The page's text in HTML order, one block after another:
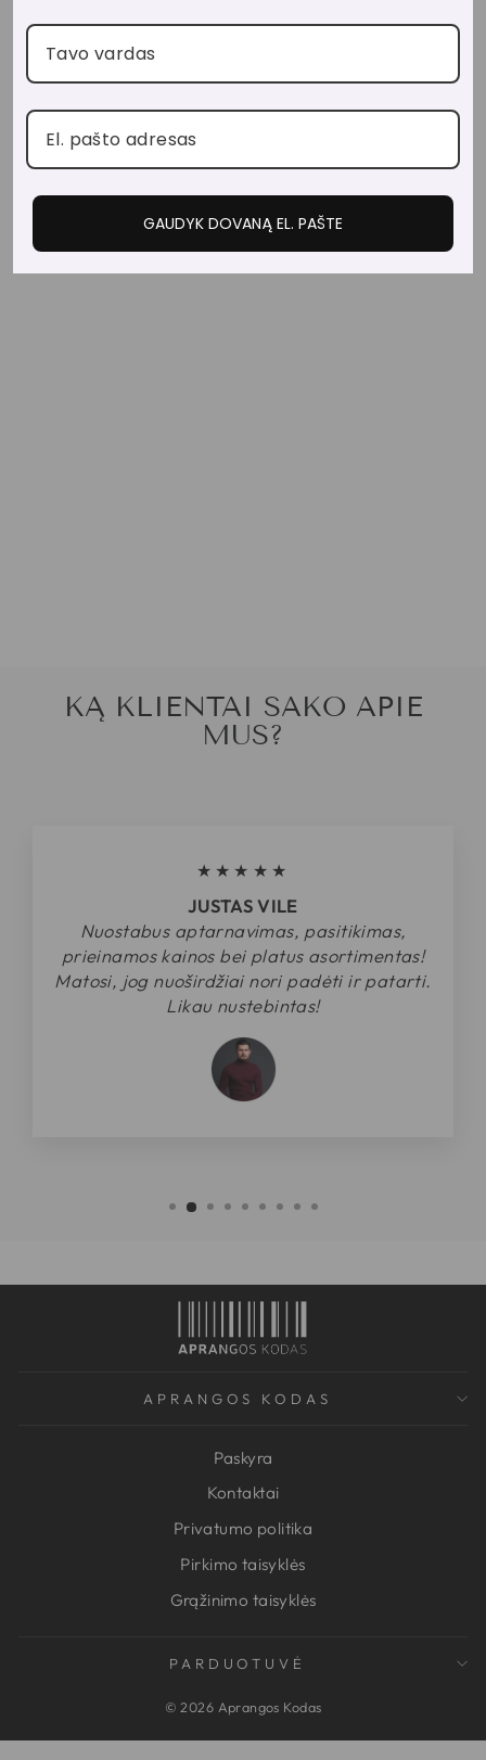
Išparduota
S
€1.399,00
JUMS TAIP PAT GALI PATIKTI
KĄ KLIENTAI SAKO APIE
MUS?
★★★★★
JUSTAS VILE
Nuostabus aptarnavimas, pasitikimas,
prieinamos kainos bei platus asortimentas!
Matosi, jog nuoširdžiai nori padėti ir patarti.
Likau nustebintas!
APRANGOS KODAS
Paskyra
Kontaktai
Privatumo politika
Pirkimo taisyklės
Grąžinimo taisyklės
PARDUOTUVĖ
© 2026 Aprangos Kodas
GAUDYK DOVANĄ EL. PAŠTE